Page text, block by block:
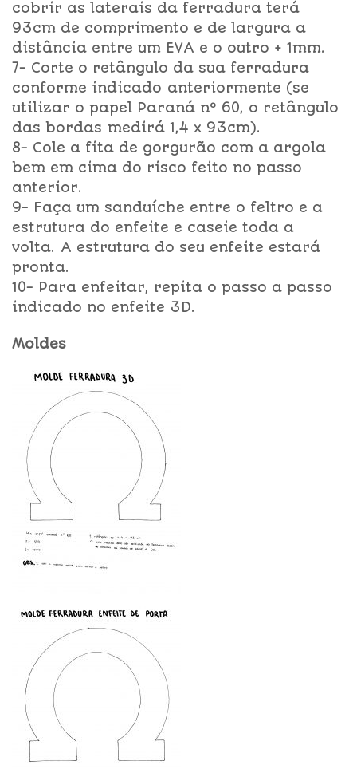
cobrir as laterais da ferradura terá
93cm de comprimento e de largura a
distância entre um EVA e o outro + 1mm.
7- Corte o retângulo da sua ferradura
conforme indicado anteriormente (se
utilizar o papel Paraná nº 60, o retângulo
das bordas medirá 1,4 x 93cm).
8- Cole a fita de gorgurão com a argola
bem em cima do risco feito no passo
anterior.
9- Faça um sanduíche entre o feltro e a
estrutura do enfeite e caseie toda a
volta. A estrutura do seu enfeite estará
pronta.
10- Para enfeitar, repita o passo a passo
indicado no enfeite 3D.
Moldes